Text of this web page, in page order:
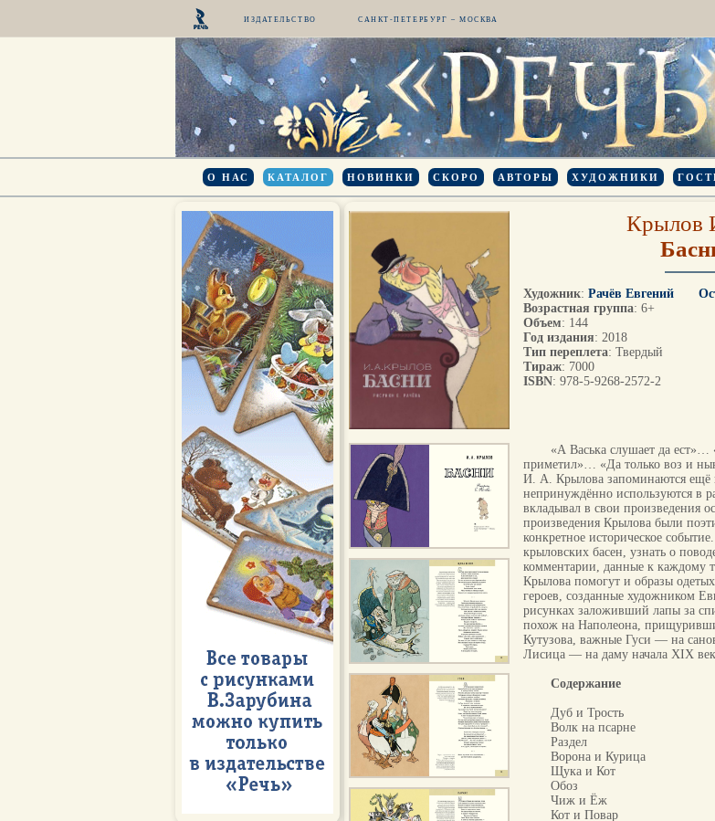
ИЗДАТЕЛЬСТВО САНКТ-ПЕТЕРБУРГ – МОСКВА
О НАС КАТАЛОГ НОВИНКИ СКОРО АВТОРЫ ХУДОЖНИКИ
Крылов
Художник: Рачёв Евгений
Возрастная группа: 6+
Объем: 144
Год издания: 2018
Тип переплета: Твердый
Тираж: 7000
ISBN: 978-5-9268-2572-2
«А Васька слушает да ест»…
приметил»… «Да только воз и
И. А. Крылова запоминаются ещё
непринуждённо используются в
вкладывал в свои произведения
произведения Крылова были
конкретное историческое
крыловских басен, узнать о
комментарии, данные к каждому
Крылова помогут и образы
героев, созданные художником
рисунках заложивший лапы за
похож на Наполеона,
Кутузова, важные Гуси — на
Лисица — на даму начала XIX
Содержание
Дуб и Трость
Волк на псарне
Раздел
Ворона и Курица
Щука и Кот
Обоз
Чиж и Ёж
Кот и Повар